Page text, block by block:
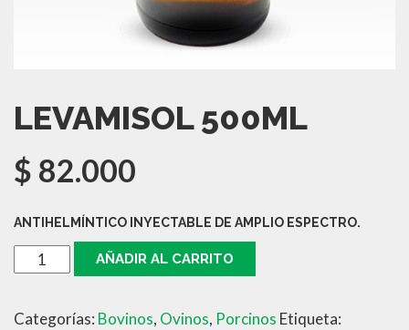
LEVAMISOL 500ML
$ 82.000
ANTIHELMÍNTICO INYECTABLE DE AMPLIO ESPECTRO.
LEVAMISOL
500ML
AÑADIR AL CARRITO
Categorías: Bovinos, Ovinos, Porcinos Etiqueta: